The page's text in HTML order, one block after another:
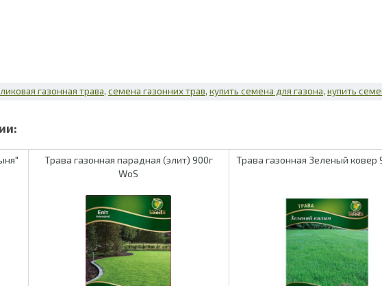
газонная трава семена газонних трав купить семена для газона купить
Трава газонная парадная (элит) 900г
WoS
Трава газонная Зеленый ковер